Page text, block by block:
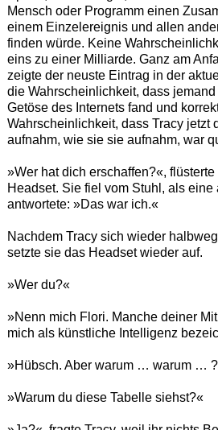
Mensch oder Programm einen
einem Einzelereignis und allen
finden würde. Keine
eins zu einer Milliarde. Ganz am
zeigte der neuste Eintrag in der
die Wahrscheinlichkeit, dass
Getöse des Internets fand und
Wahrscheinlichkeit, dass Tracy jetzt
aufnahm, wie sie sie aufnahm, war
»Wer hat dich erschaffen?«,
Headset. Sie fiel vom Stuhl, als
antwortete: »Das war ich.«
Nachdem Tracy sich wieder
setzte sie das Headset wieder auf.
»Wer du?«
»Nenn mich Flori. Manche deiner
mich als künstliche Intelligenz
»Hübsch. Aber warum … warum …
»Warum du diese Tabelle siehst?«